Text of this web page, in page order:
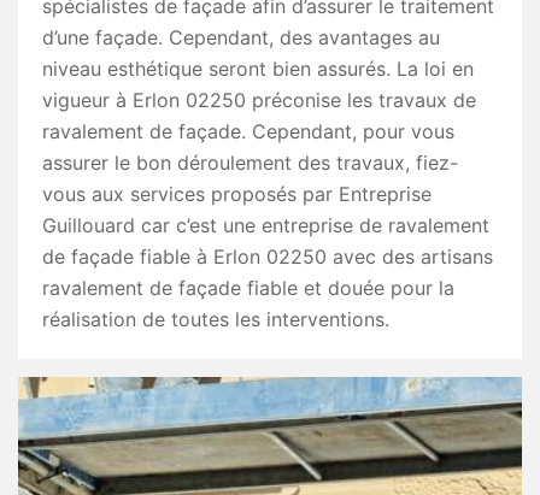
spécialistes de façade afin d’assurer le traitement
d’une façade. Cependant, des avantages au
niveau esthétique seront bien assurés. La loi en
vigueur à Erlon 02250 préconise les travaux de
ravalement de façade. Cependant, pour vous
assurer le bon déroulement des travaux, fiez-
vous aux services proposés par Entreprise
Guillouard car c’est une entreprise de ravalement
de façade fiable à Erlon 02250 avec des artisans
ravalement de façade fiable et douée pour la
réalisation de toutes les interventions.